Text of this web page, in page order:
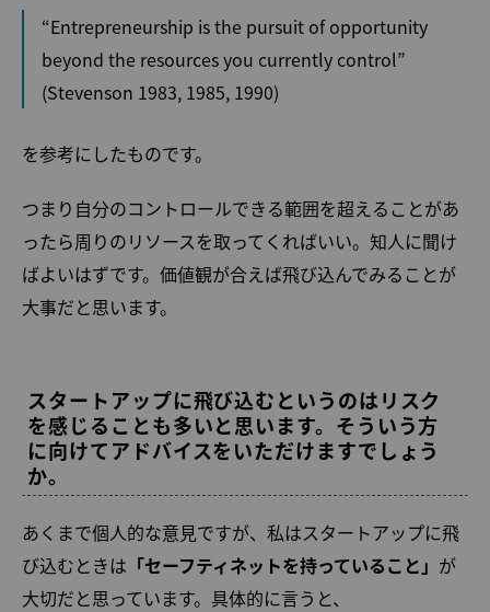
“Entrepreneurship is the pursuit of opportunity
beyond the resources you currently control”
(Stevenson 1983, 1985, 1990)
を参考にしたものです。
つまり自分のコントロールできる範囲を超えることがあ
ったら周りのリソースを取ってくればいい。知人に聞け
ばよいはずです。価値観が合えば飛び込んでみることが
大事だと思います。
スタートアップに飛び込むというのはリスク
を感じることも多いと思います。そういう方
に向けてアドバイスをいただけますでしょう
か。
あくまで個人的な意見ですが、私はスタートアップに飛
び込むときは 「セーフティネットを持っていること」 が
大切だと思っています。具体的に言うと、